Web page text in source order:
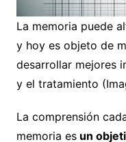
La memoria puede
y hoy es objeto de
desarrollar mejores
y el tratamiento
La comprensión
memoria esun